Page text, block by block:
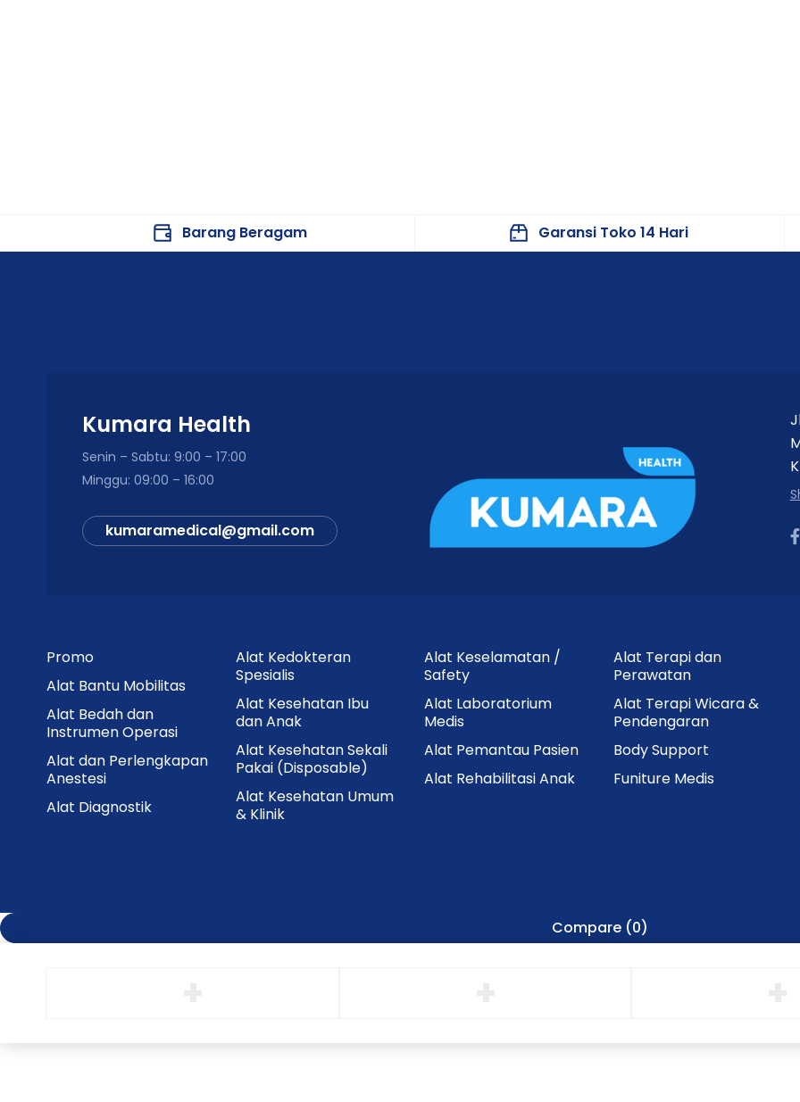
Barang Beragam Garansi Toko 14 Hari
Kumara Health
Senin – Sabtu: 9:00 – 17:00
Minggu: 09:00 – 16:00
kumaramedical@gmail.com
Promo
Alat Bantu Mobilitas
Alat Bedah dan
Instrumen Operasi
Alat dan Perlengkapan
Anestesi
Alat Diagnostik
Alat Kedokteran
Spesialis
Alat Kesehatan Ibu
dan Anak
Alat Kesehatan Sekali
Pakai (Disposable)
Alat Kesehatan Umum
& Klinik
Alat Keselamatan /
Safety
Alat Laboratorium
Medis
Alat Pemantau Pasien
Alat Rehabilitasi Anak
Alat Terapi dan
Perawatan
Alat Terapi Wicara &
Pendengaran
Body Support
Funiture Medis
Compare (0)